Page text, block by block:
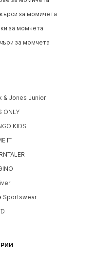
за момичета
за момчета
за момчета
& Jones Junior
ONLY
KIDS
IT
Sportswear